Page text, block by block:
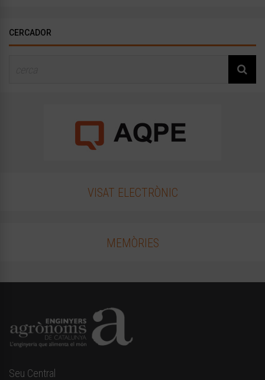
CERCADOR
VISAT ELECTRÒNIC
MEMÒRIES
Seu Central